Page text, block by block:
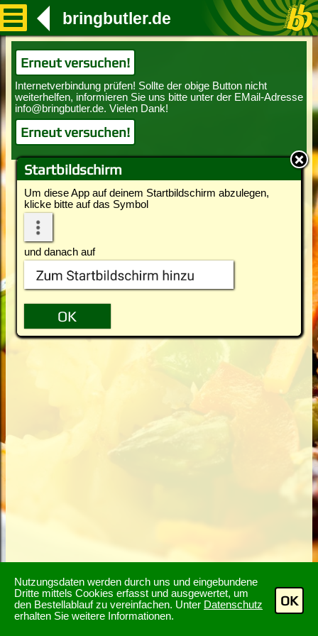
Nutzungsdaten werden durch uns und eingebundene
Dritte mittels Cookies erfasst und ausgewertet, um
den Bestellablauf zu vereinfachen. Unter Datenschutz
erhalten Sie weitere Informationen.
OK
Startbildschirm
Um diese App auf deinem Startbildschirm abzulegen,
klicke bitte auf das Symbol
und danach auf
bringbutler.de
Erneut versuchen!
Erneut versuchen!